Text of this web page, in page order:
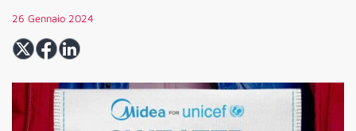
26 Gennaio 2024